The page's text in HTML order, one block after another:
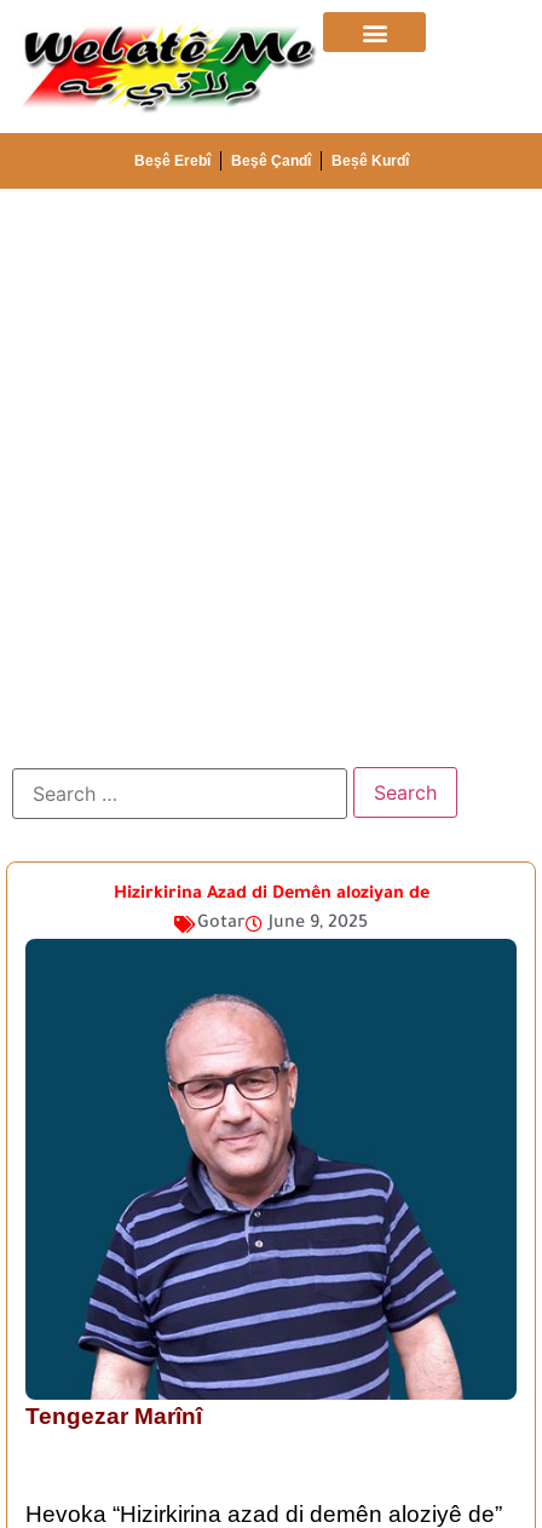
Beşê Erebî Beşê Çandî Beșê Kurdî
Hizirkirina Azad di Demên aloziyan de
Gotar
June 9, 2025
Tengezar Marînî
Hevoka “Hizirkirina azad di demên aloziyê de”